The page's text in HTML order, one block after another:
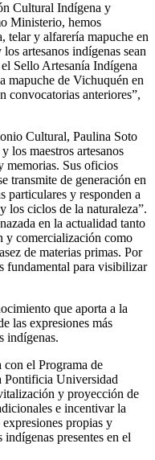
Cultural Indígena y
Ministerio, hemos
telar y alfarería mapuche en
artesanos indígenas sean
Sello Artesanía Indígena
mapuche de Vichuquén en
convocatorias anteriores”,
Cultural, Paulina Soto
los maestros artesanos
memorias. Sus oficios
transmite de generación en
particulares y responden a
los ciclos de la naturaleza”.
en la actualidad tanto
y comercialización como
de materias primas. Por
fundamental para visibilizar
que aporta a la
las expresiones más
indígenas.
el Programa de
Pontificia Universidad
y proyección de
e incentivar la
propias y
presentes en el